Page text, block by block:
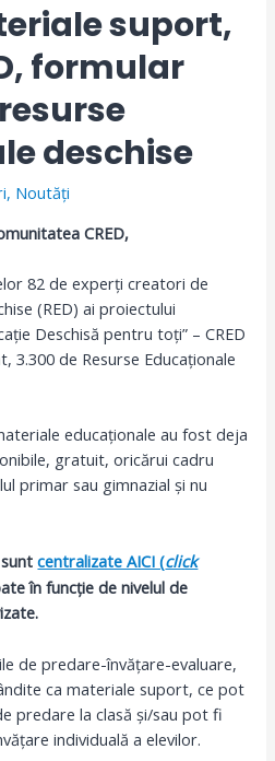
suport,
formular
deschise
, Noutăți
CRED,
82 de experți creatori de
(RED) ai proiectului
Deschisă pentru toți” – CRED
3.300 de Resurse Educaționale
educaționale au fost deja
gratuit, oricărui cadru
primar sau gimnazial și nu
suntcentralizate AICI (click
în funcție de nivelul de
de predare-învățare-evaluare,
ca materiale suport, ce pot
predare la clasă și/sau pot fi
individuală a elevilor.